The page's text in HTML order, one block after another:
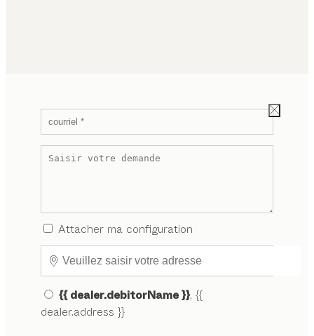
Attacher ma configuration
{{ dealer.debitorName }}, {{
dealer.address }}